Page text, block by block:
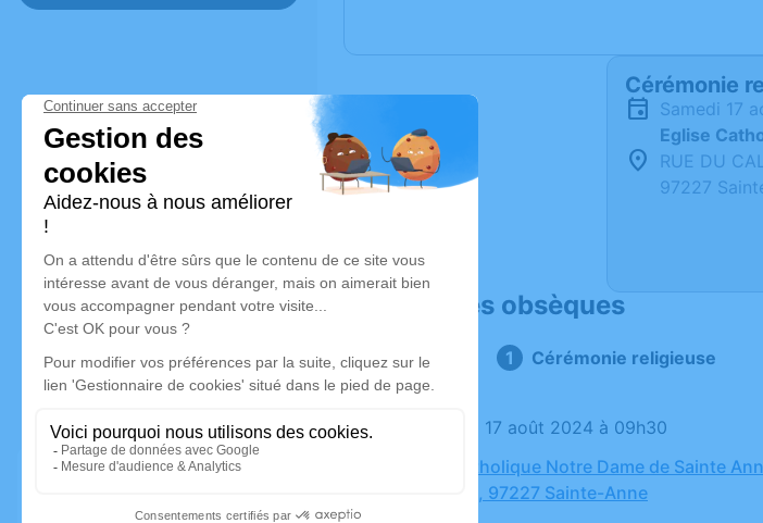
Cérémonie
samedi 17
Eglise
RUE DU
97227
Déroulé des obsèques
Cérémonie religieuse
Le samedi 17 août 2024 à 09h30
Eglise Catholique Notre Dame de Sainte
CALVAIRE, 97227 Sainte-Anne